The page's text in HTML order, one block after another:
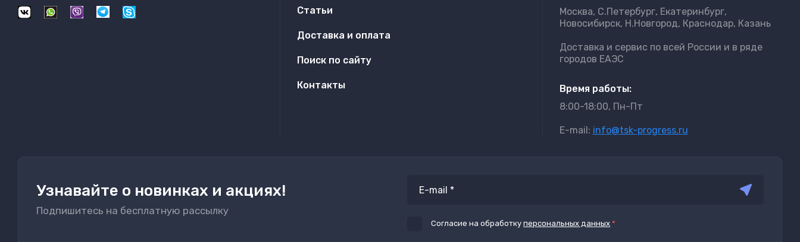
Cтатьи
Доставка и оплата
Поиск по сайту
Контакты
Москва, С.Петербург, Екатеринбург,
Новосибирск, Н.Новгород, Краснодар, Казань
Доставка и сервис по всей России и в ряде
городов ЕАЭС
Время работы:
8:00-18:00, Пн-Пт
E-mail: info@tsk-progress.ru
Узнавайте о новинках и акциях!
Подпишитесь на бесплатную рассылку
Согласие на обработкуперсональных данных *